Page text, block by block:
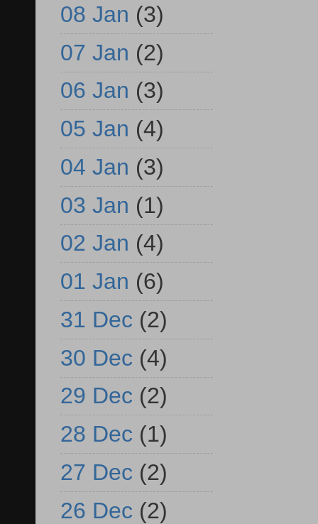
08 Jan (3)
07 Jan (2)
06 Jan (3)
05 Jan (4)
04 Jan (3)
03 Jan (1)
02 Jan (4)
01 Jan (6)
31 Dec (2)
30 Dec (4)
29 Dec (2)
28 Dec (1)
27 Dec (2)
26 Dec (2)